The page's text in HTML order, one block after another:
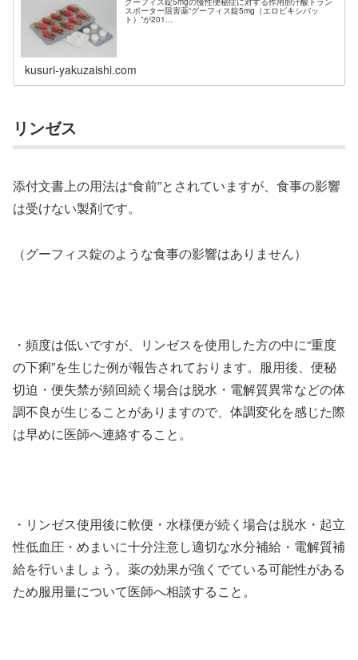
スポーター阻害薬“グーフィス錠5mg（エロビキシバッ
ト）”が201...
kusuri-yakuzaishi.com
リンゼス
添付文書上の用法は“食前”とされていますが、食事の影響
は受けない製剤です。
（グーフィス錠のような食事の影響はありません）
・頻度は低いですが、リンゼスを使用した方の中に“重度
の下痢”を生じた例が報告されております。服用後、便秘
切迫・便失禁が頻回続く場合は脱水・電解質異常などの体
調不良が生じることがありますので、体調変化を感じた際
は早めに医師へ連絡すること。
・リンゼス使用後に軟便・水様便が続く場合は脱水・起立
性低血圧・めまいに十分注意し適切な水分補給・電解質補
給を行いましょう。薬の効果が強くでている可能性がある
ため服用量について医師へ相談すること。